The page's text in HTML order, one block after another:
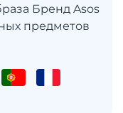
Бренд Asos
предметов